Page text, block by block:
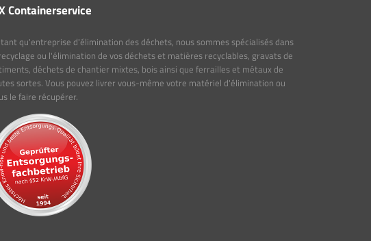
Containerservice
tant qu'entreprise d'élimination des déchets, nous sommes spécialisés dans
ou l'élimination de vos déchets et matières recyclables, gravats de
déchets de chantier mixtes, bois ainsi que ferrailles et métaux de
sortes. Vous pouvez livrer vous-même votre matériel d'élimination ou
le faire récupérer.